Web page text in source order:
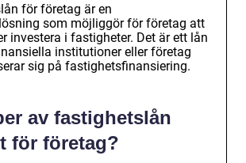
för företag är en
som möjliggör för företag att
investera i fastigheter. Det är ett lån
institutioner eller företag
sig på fastighetsfinansiering.
av fastighetslån
för företag?